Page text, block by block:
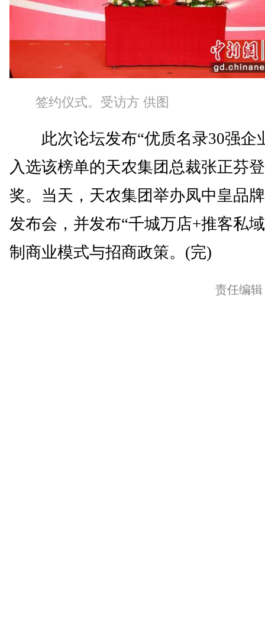
签约仪式。受访方 供图
此次论坛发布“优质名录30强企
入选该榜单的天农集团总裁张正芬
奖。当天，天农集团举办凤中皇品
发布会，并发布“千城万店+推客私
制商业模式与招商政策。(完)
责任编